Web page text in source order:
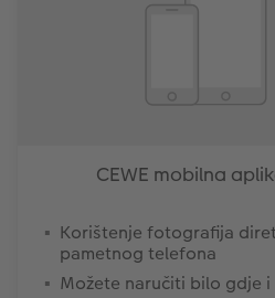
CEWE mobilna
Korištenje fotografija
pametnog telefona
Možete naručiti bilo gdje